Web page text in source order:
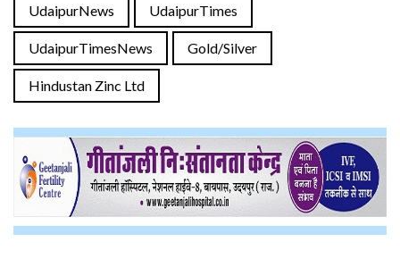
UdaipurNews UdaipurTimes
UdaipurTimesNews Gold/Silver
Hindustan Zinc Ltd